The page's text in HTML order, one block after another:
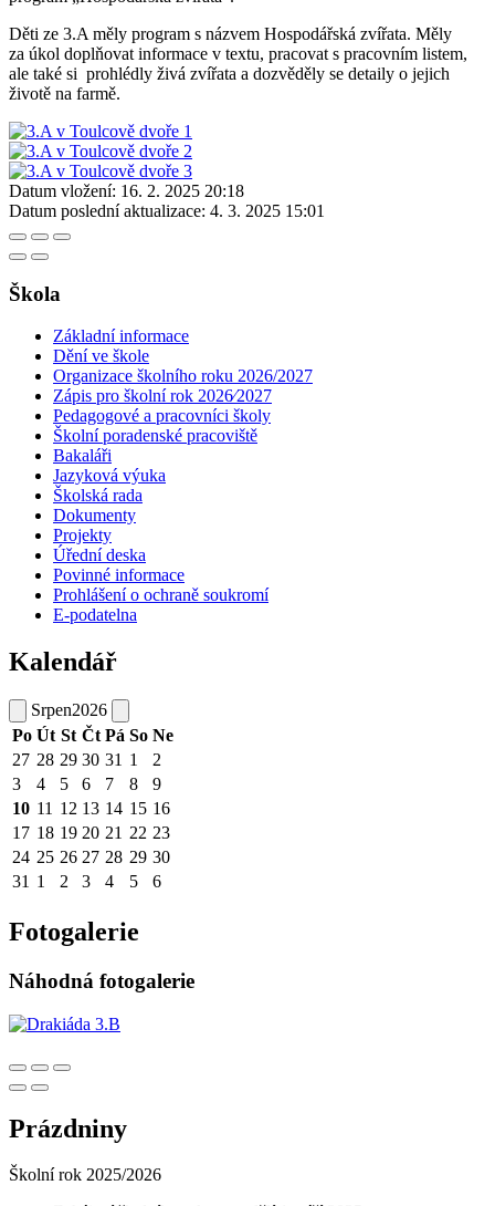
Děti ze 3.A měly program s názvem Hospodářská zvířata. Měly
za úkol doplňovat informace v textu, pracovat s pracovním listem,
ale také si prohlédly živá zvířata a dozvěděly se detaily o jejich
životě na farmě.
Datum vložení: 16. 2. 2025 20:18
Datum poslední aktualizace: 4. 3. 2025 15:01
Škola
Základní informace
Dění ve škole
Organizace školního roku 2026/2027
Zápis pro školní rok 2026⁄2027
Pedagogové a pracovníci školy
Školní poradenské pracoviště
Bakaláři
Jazyková výuka
Školská rada
Dokumenty
Projekty
Úřední deska
Povinné informace
Prohlášení o ochraně soukromí
E-podatelna
Kalendář
Srpen2026
Po Út St Čt Pá So Ne
27 28 29 30 31 1
2
3
4 5 6 7 8
9
10 11 12 13 14 15 16
17 18 19 20 21 22 23
24 25 26 27 28 29 30
31 1 2 3 4 5 6
Fotogalerie
Náhodná fotogalerie
Prázdniny
Školní rok 2025/2026